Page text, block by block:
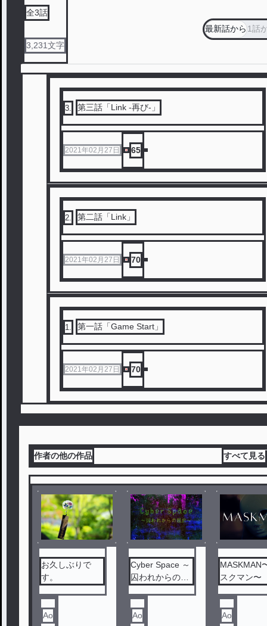
全3話
3,231文字
最新話から1話
3 第三話「Link -再び-」
2021年02月27日 65
2 第二話「Link」
2021年02月27日 70
1 第一話「Game Start」
2021年02月27日 70
作者の他の作品 すべて見る
お久しぶりで
す。
Ao
Cyber Space ～
囚われからの脱
Ao
MASKMAN
スクマン〜
Ao